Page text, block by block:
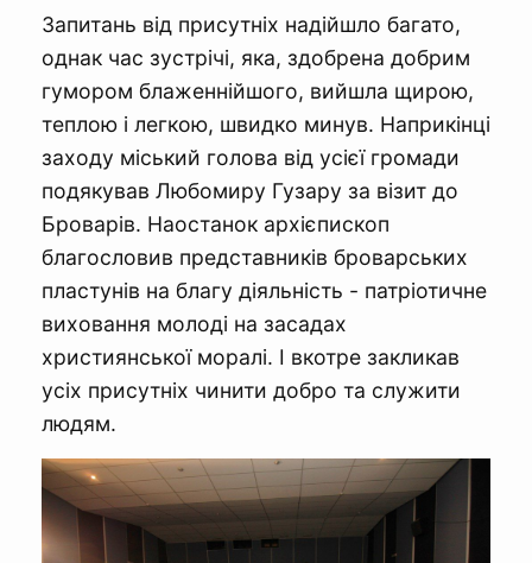
Запитань від присутніх надійшло багато,
однак час зустрічі, яка, здобрена добрим
гумором блаженнійшого, вийшла щирою,
теплою і легкою, швидко минув. Наприкінці
заходу міський голова від усієї громади
подякував Любомиру Гузару за візит до
Броварів. Наостанок архієпископ
благословив представників броварських
пластунів на благу діяльність - патріотичне
виховання молоді на засадах
християнської моралі. І вкотре закликав
усіх присутніх чинити добро та служити
людям.